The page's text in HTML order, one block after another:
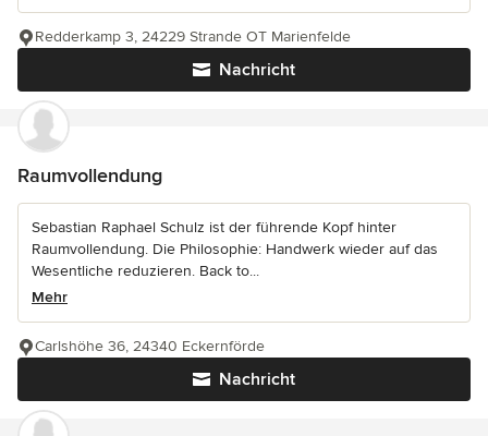
Nachricht
Redderkamp 3, 24229 Strande OT Marienfelde
Raumvollendung
Sebastian Raphael Schulz ist der führende Kopf hinter
Raumvollendung. Die Philosophie: Handwerk wieder auf das
Wesentliche reduzieren. Back to...
Mehr
Nachricht
Carlshöhe 36, 24340 Eckernförde